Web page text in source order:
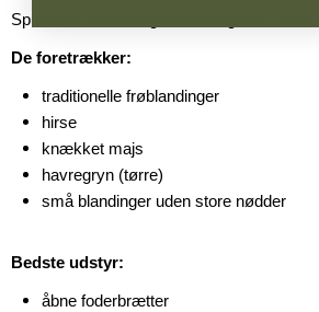
Spurve er sociale og kommer gerne i flokke.
De foretrækker:
traditionelle frøblandinger
hirse
knækket majs
havregryn (tørre)
små blandinger uden store nødder
Bedste udstyr:
åbne foderbrætter